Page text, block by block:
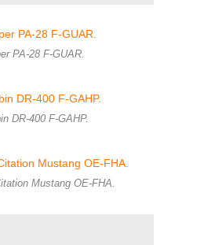
PA-28 F-GUAR.
DR-400 F-GAHP.
Mustang OE-FHA.